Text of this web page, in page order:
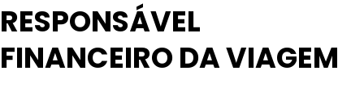
RESPONSÁVEL
FINANCEIRO DA VIAGEM